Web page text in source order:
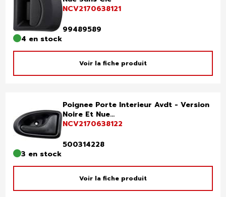
NCV2170638121
99489589
4 en stock
Voir la fiche produit
Poignee Porte Interieur Avdt - Version
Noire Et Nue...
NCV2170638122
500314228
3 en stock
Voir la fiche produit